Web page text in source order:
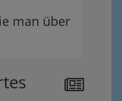
man über